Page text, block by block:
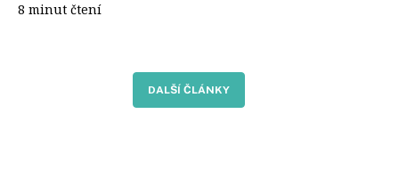
8 minut čtení
DALŠÍ ČLÁNKY